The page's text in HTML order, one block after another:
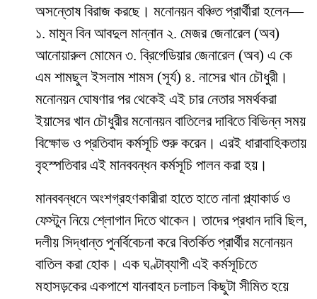
অসন্তোষ বিরাজ করছে। মনোনয়ন বঞ্চিত প্রার্থীরা হলেন—
১. মামুন বিন আবদুল মান্নান ২. মেজর জেনারেল (অব)
আনোয়ারুল মোমেন ৩. ব্রিগেডিয়ার জেনারেল (অব) এ কে
এম শামছুল ইসলাম শামস (সূর্য) ৪. নাসের খান চৌধুরী।
মনোনয়ন ঘোষণার পর থেকেই এই চার নেতার সমর্থকরা
ইয়াসের খান চৌধুরীর মনোনয়ন বাতিলের দাবিতে বিভিন্ন সময়
বিক্ষোভ ও প্রতিবাদ কর্মসূচি শুরু করেন। এরই ধারাবাহিকতায়
বৃহস্পতিবার এই মানববন্ধন কর্মসূচি পালন করা হয়।
মানববন্ধনে অংশগ্রহণকারীরা হাতে হাতে নানা প্ল্যাকার্ড ও
ফেস্টুন নিয়ে শ্লোগান দিতে থাকেন। তাদের প্রধান দাবি ছিল,
দলীয় সিদ্ধান্ত পুনর্বিবেচনা করে বিতর্কিত প্রার্থীর মনোনয়ন
বাতিল করা হোক। এক ঘণ্টাব্যাপী এই কর্মসূচিতে
মহাসড়কের একপাশে যানবাহন চলাচল কিছুটা সীমিত হয়ে